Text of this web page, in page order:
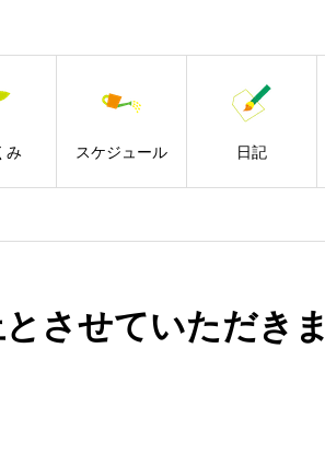
み スケジュール 日記
させていただきま